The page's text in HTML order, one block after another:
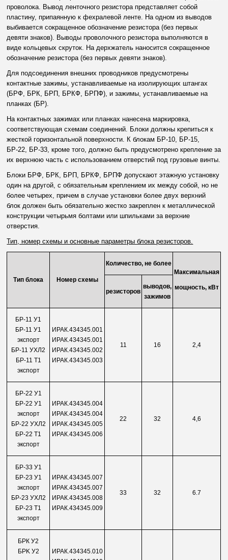
проволока. Вывод ленточного резистора представляет собой
пластину, припаянную к фехралевой ленте. На одном из выводов
выбивается сокращенное обозначение резистора (без первых
девяти знаков). Выводы проволочного резистора выполняются в
виде кольцевых скруток. На дерхжатель наносится сокращенное
обозначение резистора (без первых девяти знаков).
Для подсоединения внешних проводников предусмотрены
контактные зажимы, устанавливаемые на изолирующих штангах
(БРФ, БРК, БРП, БРКФ, БРПФ), и зажимы, устанавливаемые на
планках (БР).
На контактных зажимах или планках нанесена маркировка,
соответствующая схемам соединений. Блоки должны крепиться к
жесткой горизонтальной поверхности. К блокам БР-10, БР-15,
БР-22, БР-33, кроме того, должно быть предусмотрено крепление за
их верхнюю часть с использованием отверстий под грузовые винты.
Блоки БРФ, БРК, БРП, БРКФ, БРПФ допускают этажную установку
один на другой, с обязательным креплением их между собой, но не
более четырех, причем в случае установки более двух верхний
блок должен быть обязательно жестко закреплен к металлической
конструкции четырьмя болтами или шпильками за верхние
отверстия.
Тип, номер схемы и основные параметры блока резисторов.
Тип блока Номер схемы
Количество, не более
Максимальная
мощность, кВт
резисторов
выводов,
зажимов
БР-11 У1
БР-11 У1
экспорт
БР-11 УХЛ2
БР-11 Т1
экспорт
ИРАК.434345.001
ИРАК.434345.001
ИРАК.434345.002
ИРАК.434345.003
11 16 2,4
БР-22 У1
БР-22 У1
экспорт
БР-22 УХЛ2
БР-22 Т1
экспорт
ИРАК.434345.004
ИРАК.434345.004
ИРАК.434345.005
ИРАК.434345.006
22 32 4,6
БР-33 У1
БР-23 У1
экспорт
БР-23 УХЛ2
БP-23 Т1
экспорт
ИРАК.434345.007
ИРАК.434345.007
ИРАК.434345.008
ИРАК.434345.009
33 32 6.7
БРК У2
БPK У2
ИРАК.434345.010